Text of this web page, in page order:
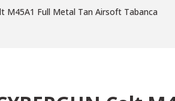
M45A1 Full Metal Tan Airsoft Tabanca